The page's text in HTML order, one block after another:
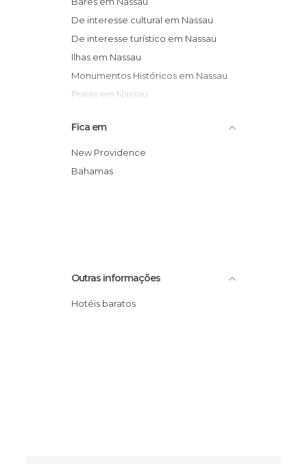
De interesse cultural em Nassau
De interesse turístico em Nassau
Ilhas em Nassau
Monumentos Históricos em Nassau
Praias em Nassau
Fica em
New Providence
Bahamas
Outras informações
Hotéis baratos